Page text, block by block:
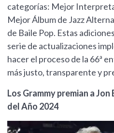
categorías: Mejor
Mejor Álbum de Jazz
de Baile Pop. Estas
serie de actualizaciones
hacer el proceso de la 66ª
más justo, transparente y
Los Grammy premian a
del Año 2024